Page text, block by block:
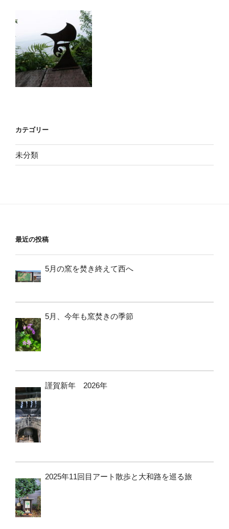
カテゴリー
未分類
最近の投稿
5月の窯を焚き終えて西へ
5月、今年も窯焚きの季節
謹賀新年 2026年
2025年11回目アート散歩と大和路を巡る旅